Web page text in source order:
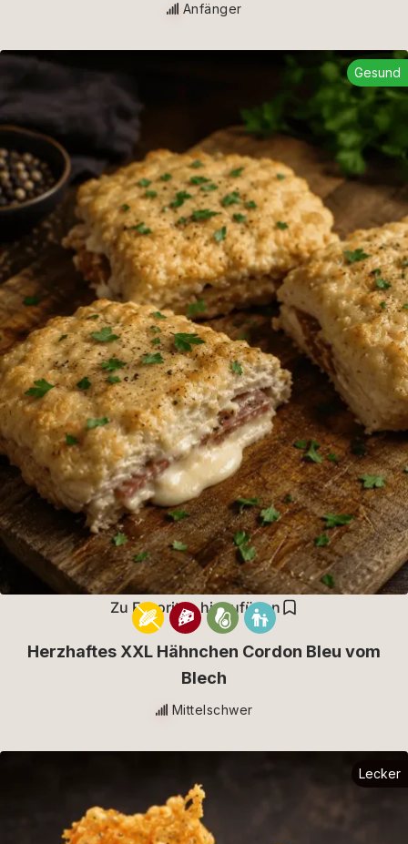
Anfänger
Zu Favoriten hinzufügen
Gesund
Herzhaftes XXL Hähnchen Cordon Bleu vom
Blech
Mittelschwer
Lecker